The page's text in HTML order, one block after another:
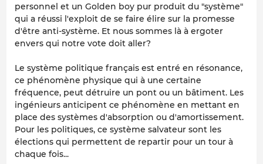
personnel et un Golden boy pur produit du "système"
qui a réussi l'exploit de se faire élire sur la promesse
d'être anti-système. Et nous sommes là à ergoter
envers qui notre vote doit aller?
Le système politique français est entré en résonance,
ce phénomène physique qui à une certaine
fréquence, peut détruire un pont ou un bâtiment. Les
ingénieurs anticipent ce phénomène en mettant en
place des systèmes d'absorption ou d'amortissement.
Pour les politiques, ce système salvateur sont les
élections qui permettent de repartir pour un tour à
chaque fois...